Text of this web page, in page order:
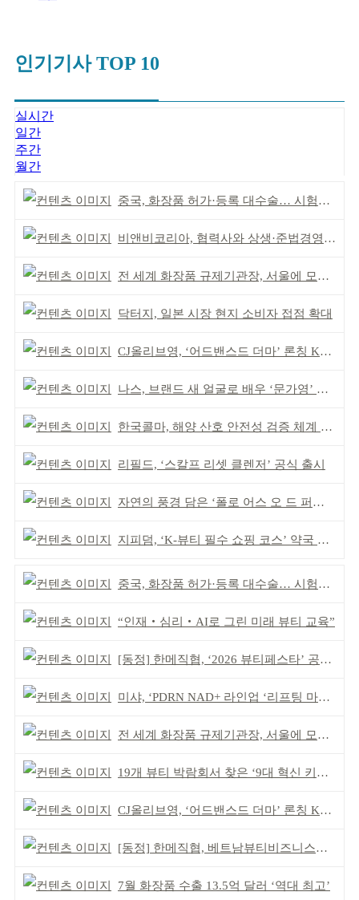
인기기사 TOP 10
실시간
일간
주간
월간
중국, 화장품 허가·등록 대수술… 시험자료 공용 허용
비앤비코리아, 협력사와 상생·준법경영 선언
전 세계 화장품 규제기관장, 서울에 모인다
닥터지, 일본 시장 현지 소비자 접점 확대
CJ올리브영, ‘어드밴스드 더마’ 론칭 K더마 육성 박차
나스, 브랜드 새 얼굴로 배우 ‘문가영’ 발탁
한국콜마, 해양 산호 안전성 검증 체계 구축
리필드, ‘스칼프 리셋 클렌저’ 공식 출시
자연의 풍경 담은 ‘폴로 어스 오 드 퍼퓸’ 4종 출시
지피덤, ‘K-뷰티 필수 쇼핑 코스’ 약국 공략
중국, 화장품 허가·등록 대수술… 시험자료 공용 허용
“인재‧심리‧AI로 그린 미래 뷰티 교육”
[동정] 한메직협, ‘2026 뷰티페스타’ 공동 주최
미샤, ‘PDRN NAD+ 라인업 ‘리프팅 마스크’ 출시
전 세계 화장품 규제기관장, 서울에 모인다
19개 뷰티 박람회서 찾은 ‘9대 혁신 키워드’
CJ올리브영, ‘어드밴스드 더마’ 론칭 K더마 육성 박차
[동정] 한메직협, 베트남뷰티비즈니스협회와 MOU
7월 화장품 수출 13.5억 달러 ‘역대 최고’